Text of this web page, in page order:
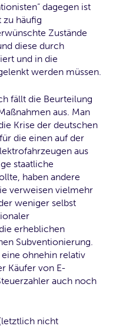
dagegen ist
zu häufig
Zustände
diese durch
und in die
werden müssen.
fällt die Beurteilung
aus. Man
Krise der deutschen
die einen auf der
aus
staatliche
haben andere
verweisen vielmehr
weniger selbst
erheblichen
Subventionierung.
ohnehin relativ
Käufer von E-
auch noch
nicht